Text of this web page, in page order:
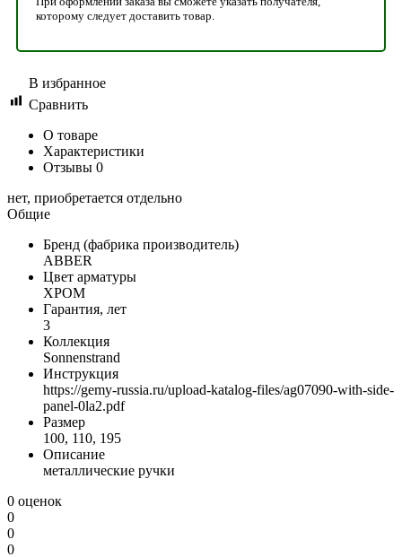
которому следует доставить товар.
В избранное
Сравнить
О товаре
Характеристики
Отзывы 0
нет, приобретается отдельно
Общие
Бренд (фабрика производитель)
ABBER
Цвет арматуры
ХРОМ
Гарантия, лет
3
Коллекция
Sonnenstrand
Инструкция
https://gemy-russia.ru/upload-katalog-files/ag07090-with-side-
panel-0la2.pdf
Размер
100, 110, 195
Описание
металлические ручки
0 оценок
0
0
0